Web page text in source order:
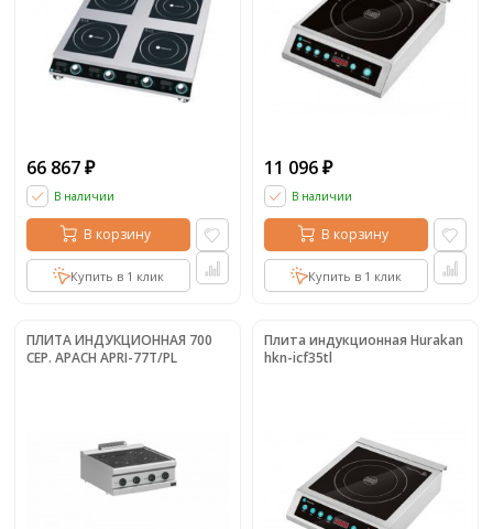
66 867 ₽
В наличии
В корзину
Купить в 1 клик
11 096 ₽
В наличии
В корзину
Купить в 1 клик
ПЛИТА ИНДУКЦИОННАЯ 700
СЕР. APACH APRI-77T/PL
Плита индукционная Hurakan
hkn-icf35tl